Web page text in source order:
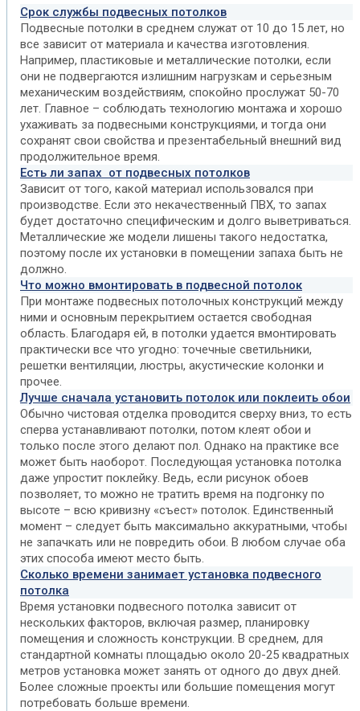
Срок службы подвесных потолков
Подвесные потолки в среднем служат от 10 до 15 лет, но
все зависит от материала и качества изготовления.
Например, пластиковые и металлические потолки, если
они не подвергаются излишним нагрузкам и серьезным
механическим воздействиям, спокойно прослужат 50-70
лет. Главное – соблюдать технологию монтажа и хорошо
ухаживать за подвесными конструкциями, и тогда они
сохранят свои свойства и презентабельный внешний вид
продолжительное время.
Есть ли запах от подвесных потолков
Зависит от того, какой материал использовался при
производстве. Если это некачественный ПВХ, то запах
будет достаточно специфическим и долго выветриваться.
Металлические же модели лишены такого недостатка,
поэтому после их установки в помещении запаха быть не
должно.
Что можно вмонтировать в подвесной потолок
При монтаже подвесных потолочных конструкций между
ними и основным перекрытием остается свободная
область. Благодаря ей, в потолки удается вмонтировать
практически все что угодно: точечные светильники,
решетки вентиляции, люстры, акустические колонки и
прочее.
Лучше сначала установить потолок или поклеить обои
Обычно чистовая отделка проводится сверху вниз, то есть
сперва устанавливают потолки, потом клеят обои и
только после этого делают пол. Однако на практике все
может быть наоборот. Последующая установка потолка
даже упростит поклейку. Ведь, если рисунок обоев
позволяет, то можно не тратить время на подгонку по
высоте – всю кривизну «съест» потолок. Единственный
момент – следует быть максимально аккуратными, чтобы
не запачкать или не повредить обои. В любом случае оба
этих способа имеют место быть.
Сколько времени занимает установка подвесного
потолка
Время установки подвесного потолка зависит от
нескольких факторов, включая размер, планировку
помещения и сложность конструкции. В среднем, для
стандартной комнаты площадью около 20-25 квадратных
метров установка может занять от одного до двух дней.
Более сложные проекты или большие помещения могут
потребовать больше времени.